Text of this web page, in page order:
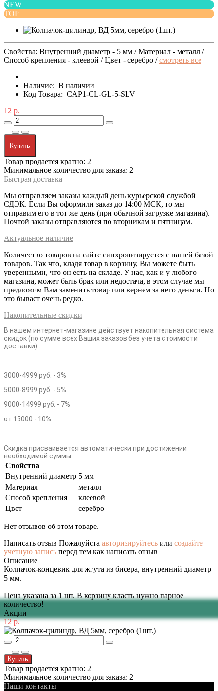
NEW
TOP
Свойства: Внутренний диаметр - 5 мм / Материал - металл /
Способ крепления - клеевой / Цвет - серебро /смотреть все
Наличие: В наличии
Код Товара: CAP1-CL-GL-5-SLV
12 р.
Купить
Товар продается кратно: 2
Минимальное количество для заказа: 2
Быстрая доставка
Мы отправляем заказы каждый день курьерской службой
СДЭК. Если Вы оформили заказ до 14:00 МСК, то мы
отправим его в тот же день (при обычной загрузке магазина).
Почтой заказы отправляются по вторникам и пятницам.
Актуальное наличие
Количество товаров на сайте синхронизируется с нашей базой
товаров. Так что, кладя товар в корзину, Вы можете быть
уверенными, что он есть на складе. У нас, как и у любого
магазина, может быть брак или недостача, в этом случае мы
предложим Вам заменить товар или вернем за него деньги. Но
это бывает очень редко.
Накопительные скидки
В нашем интернет-магазине действует накопительная система
скидок (по сумме всех Ваших заказов без учета стоимости
доставки):
3000-4999 руб. - 3%
5000-8999 руб. - 5%
9000-14999 руб. - 7%
от 15000 - 10%
Скидка присваивается автоматически при достижении
необходимой суммы.
Свойства
Внутренний диаметр 5 мм
Материал
металл
Способ крепления
клеевой
Цвет
серебро
Нет отзывов об этом товаре.
Написать отзыв Пожалуйста авторизируйтесь или создайте
учетную запись перед тем как написать отзыв
Описание
Колпачок-концевик для жгута из бисера, внутренний диаметр
5 мм.
Цена указана за 1 шт. В корзину класть нужно парное
количество!
Акции
12 р.
Купить
Товар продается кратно: 2
Минимальное количество для заказа: 2
Наши контакты